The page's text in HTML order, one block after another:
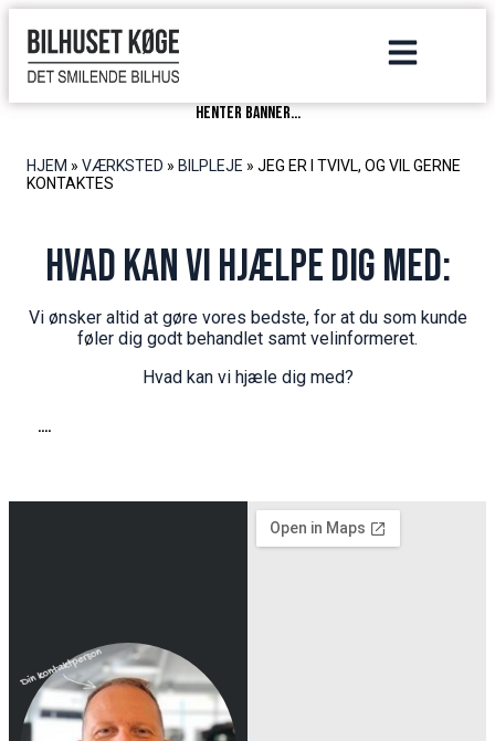
henter banner...
HJEM » VÆRKSTED » BILPLEJE » JEG ER I TVIVL, OG VIL GERNE
KONTAKTES
Hvad kan vi hjælpe dig med:
Vi ønsker altid at gøre vores bedste, for at du som kunde
føler dig godt behandlet samt velinformeret.
Hvad kan vi hjæle dig med?
....